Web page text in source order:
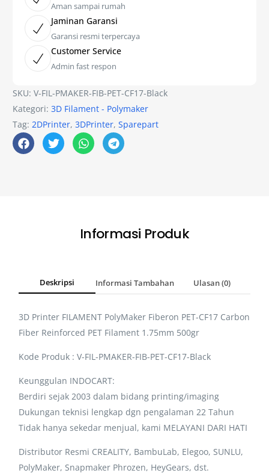
Aman sampai rumah
Jaminan Garansi
Garansi resmi terpercaya
Customer Service
Admin fast respon
SKU:V-FIL-PMAKER-FIB-PET-CF17-Black
Kategori:3D Filament - Polymaker
Tag:2DPrinter,3DPrinter,Sparepart
Informasi Produk
Deskripsi Informasi Tambahan Ulasan (0)
3D Printer FILAMENT PolyMaker Fiberon PET-CF17 Carbon
Fiber Reinforced PET Filament 1.75mm 500gr
Kode Produk : V-FIL-PMAKER-FIB-PET-CF17-Black
Keunggulan INDOCART:
Berdiri sejak 2003 dalam bidang printing/imaging
Dukungan teknisi lengkap dgn pengalaman 22 Tahun
Tidak hanya sekedar menjual, kami MELAYANI DARI HATI
Distributor Resmi CREALITY, BambuLab, Elegoo, SUNLU,
PolyMaker, Snapmaker Phrozen, HeyGears, dst.